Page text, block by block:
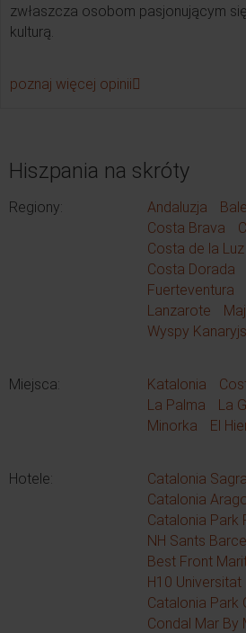
zwłaszcza osobom pasjonującym
kulturą.
poznaj więcej opinii
Hiszpania na skróty
Regiony: Andaluzja
Costa Brava
Costa de la Luz
Costa Dorada
Fuerteventura
Lanzarote
Wyspy
Miejsca: Katalonia
La Palma
La
Minorka
El
Hotele:
Catalonia
Catalonia
Catalonia Park
NH Sants
Best Front
H10 Universitat
Catalonia Park
Condal Mar By